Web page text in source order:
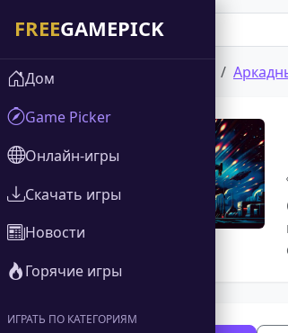
Дом
Game Picker
Онлайн-игры
Скачать игры
Новости
Горячие игры
ИГРАТЬ ПО КАТЕГОРИЯМ